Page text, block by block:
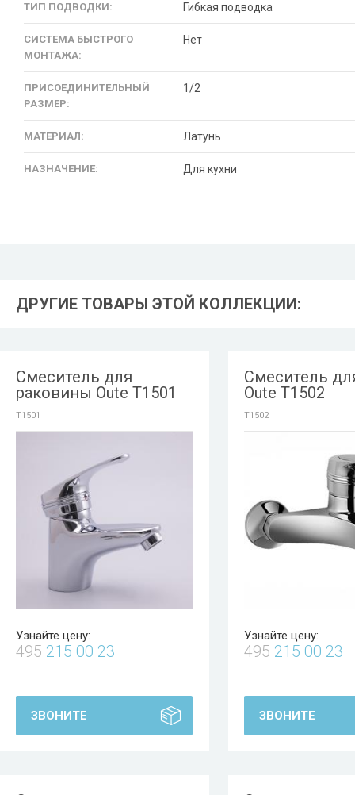
ТИП ПОДВОДКИ: Гибкая подводка
СИСТЕМА БЫСТРОГО
МОНТАЖА:
Нет
ПРИСОЕДИНИТЕЛЬНЫЙ
РАЗМЕР:
1/2
МАТЕРИАЛ: Латунь
НАЗНАЧЕНИЕ: Для кухни
ДРУГИЕ ТОВАРЫ ЭТОЙ КОЛЛЕКЦИИ:
Смеситель для
раковины Oute T1501
T1501
Узнайте цену:
495 215 00 23
ЗВОНИТЕ
Смеситель
Oute T1502
T1502
Узнайте цену:
495 215 00 23
ЗВОНИТЕ